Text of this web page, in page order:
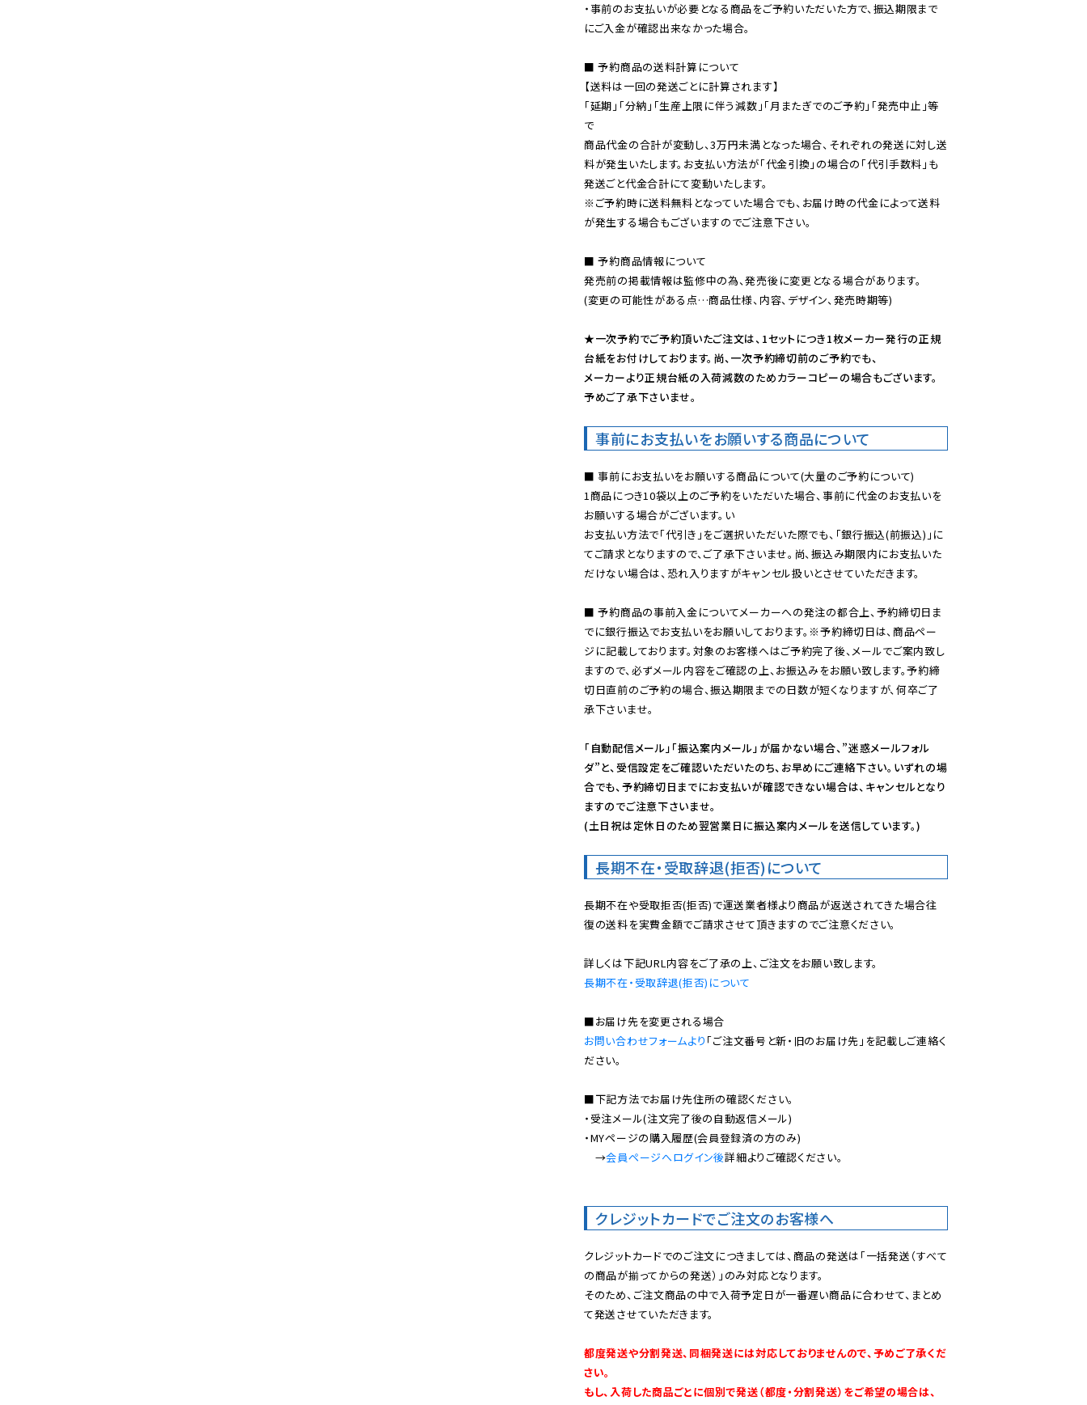
・事前のお支払いが必要となる商品をご予約いただいた方で、振込期限まで
にご入金が確認出来なかった場合。
■ 予約商品の送料計算について
【送料は一回の発送ごとに計算されます】
「延期」「分納」「生産上限に伴う減数」「月またぎでのご予約」「発売中止」等
で
商品代金の合計が変動し、3万円未満となった場合、それぞれの発送に対し送
料が発生いたします。お支払い方法が「代金引換」の場合の「代引手数料」も
※ご予約時に送料無料となっていた場合でも、お届け時の代金によって送料
が発生する場合もございますのでご注意下さい。
■ 予約商品情報について
発売前の掲載情報は監修中の為、発売後に変更となる場合があります。
(変更の可能性がある点…商品仕様、内容、デザイン、発売時期等)
★一次予約でご予約頂いたご注文は、1セットにつき1枚メーカー発行の正規
台紙をお付けしております。尚、一次予約締切前のご予約でも、
メーカーより正規台紙の入荷減数のためカラーコピーの場合もございます。
予めご了承下さいませ。
事前にお支払いをお願いする商品について
■ 事前にお支払いをお願いする商品について(大量のご予約について)
1商品につき10袋以上のご予約をいただいた場合、事前に代金のお支払いを
お願いする場合がございます。い
お支払い方法で「代引き」をご選択いただいた際でも、「銀行振込(前振込)」に
てご請求となりますので、ご了承下さいませ。尚、振込み期限内にお支払いた
だけない場合は、恐れ入りますがキャンセル扱いとさせていただきます。
■ 予約商品の事前入金についてメーカーへの発注の都合上、予約締切日ま
でに銀行振込でお支払いをお願いしております。※予約締切日は、商品ペー
ジに記載しております。対象のお客様へはご予約完了後、メールでご案内致し
ますので、必ずメール内容をご確認の上、お振込みをお願い致します。予約締
切日直前のご予約の場合、振込期限までの日数が短くなりますが、何卒ご了
承下さいませ。
「自動配信メール」「振込案内メール」が届かない場合、”迷惑メールフォル
ダ”と、受信設定をご確認いただいたのち、お早めにご連絡下さい。いずれの場
合でも、予約締切日までにお支払いが確認できない場合は、キャンセルとなり
ますのでご注意下さいませ。
(土日祝は定休日のため翌営業日に振込案内メールを送信しています。)
長期不在・受取辞退(拒否)について
長期不在や受取拒否(拒否)で運送業者様より商品が返送されてきた場合往
復の送料を実費金額でご請求させて頂きますのでご注意ください。
長期不在・受取辞退(拒否)について
お問い合わせフォームより 「ご注文番号と新・旧のお届け先」を記載しご連絡く
ださい。
■下記方法でお届け先住所の確認ください。
・受注メール(注文完了後の自動返信メール)
・MYページの購入履歴(会員登録済の方のみ)
→会員ページへログイン後詳細よりご確認ください。
クレジットカードでご注文のお客様へ
クレジットカードでのご注文につきましては、商品の発送は「一括発送（すべて
の商品が揃ってからの発送）」のみ対応となります。
そのため、ご注文商品の中で入荷予定日が一番遅い商品に合わせて、まとめ
て発送させていただきます。
都度発送や分割発送、同梱発送には対応しておりませんので、予めご了承くだ
さい。
もし、入荷した商品ごとに個別で発送（都度・分割発送）をご希望の場合は、